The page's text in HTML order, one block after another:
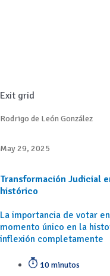
Exit grid
Rodrigo de León González
May 29, 2025
Transformación Judicial
histórico
La importancia de votar
momento único en la
inflexión completamente
10 minutos